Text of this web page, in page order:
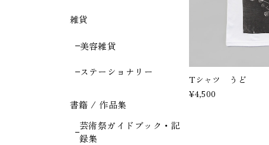
雑貨
美容雑貨
ステーショナリー
書籍 / 作品集
芸術祭ガイドブック・記
録集
Tシャツ うど
¥4,500